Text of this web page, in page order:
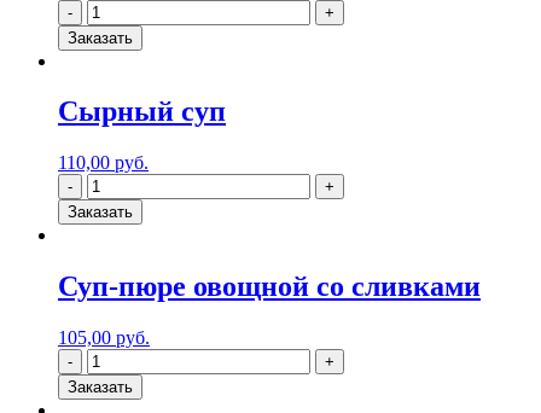
Заказать
Сырный суп
110,00 руб.
Заказать
Суп-пюре овощной со сливками
105,00 руб.
Заказать